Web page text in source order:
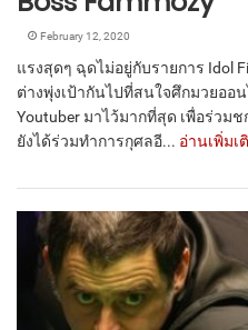
February 12, 2020
แรงสุดๆ ฉุดไม่อยู่กับรายการ Idol
ต่างพุ่งเป้ากันไปที่สนใจศึกมวยออ
Youtuber มาไว้มากที่สุด เพื่อร่ว
ยังได้ร่วมทำการกุศลอี... อ่านเพิ่มเ